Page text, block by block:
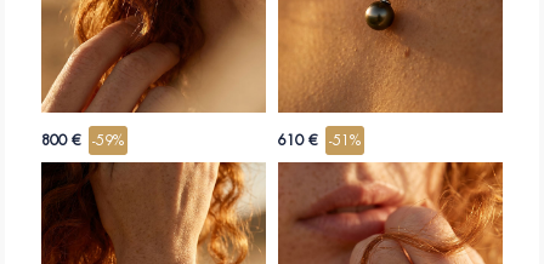
und ist nach unzähligen Kreationen beliebter denn je.
800 € -59% 610 € -51%